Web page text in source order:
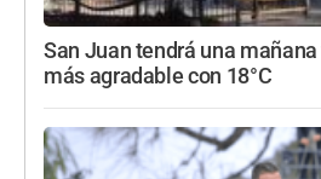
San Juan tendrá una
más agradable con 18°C